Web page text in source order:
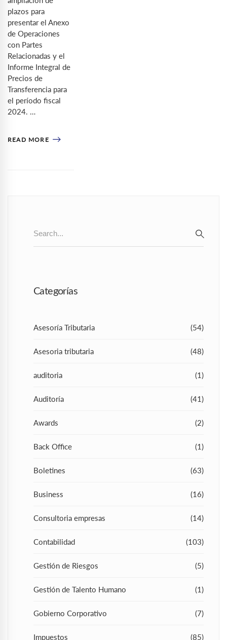
plazos para
presentar el Anexo
de Operaciones
con Partes
Relacionadas y el
Informe Integral de
Precios de
Transferencia para
el período fiscal
2024. …
READ MORE
for:
Categorías
Asesoría Tributaria (54)
Asesoria tributaria (48)
auditoria (1)
Auditoría (41)
Awards (2)
Back Office (1)
Boletines (63)
Business (16)
Consultoria empresas (14)
Contabilidad (103)
Gestión de Riesgos (5)
Gestión de Talento Humano (1)
Gobierno Corporativo (7)
Impuestos (85)